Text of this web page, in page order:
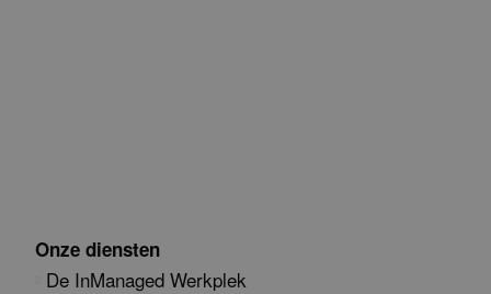
Onze diensten
De InManaged Werkplek